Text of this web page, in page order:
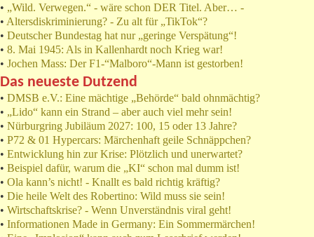
• „Wild. Verwegen.“ - wäre schon DER Titel. Aber… -
• Altersdiskriminierung? - Zu alt für „TikTok“?
• Deutscher Bundestag hat nur „geringe Verspätung“!
• 8. Mai 1945: Als in Kallenhardt noch Krieg war!
• Jochen Mass: Der F1-“Malboro“-Mann ist gestorben!
Das neueste Dutzend
• DMSB e.V.: Eine mächtige „Behörde“ bald ohnmächtig?
• „Lido“ kann ein Strand – aber auch viel mehr sein!
• Nürburgring Jubiläum 2027: 100, 15 oder 13 Jahre?
• P72 & 01 Hypercars: Märchenhaft geile Schnäppchen?
• Entwicklung hin zur Krise: Plötzlich und unerwartet?
• Beispiel dafür, warum die „KI“ schon mal dumm ist!
• Ola kann’s nicht! - Knallt es bald richtig kräftig?
• Die heile Welt des Robertino: Wild muss sie sein!
• Wirtschaftskrise? - Wenn Unverständnis viral geht!
• Informationen Made in Germany: Ein Sommermärchen!